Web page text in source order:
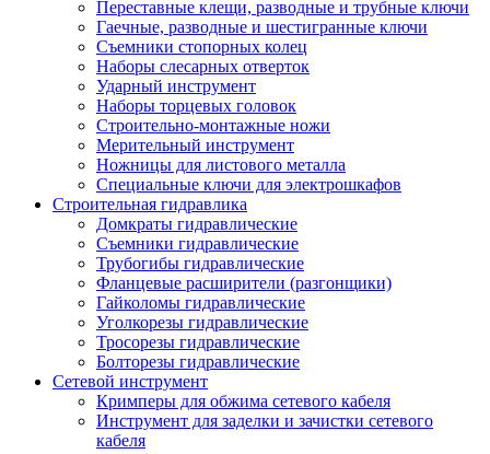
Переставные клещи, разводные и трубные ключи
Гаечные, разводные и шестигранные ключи
Съемники стопорных колец
Наборы слесарных отверток
Ударный инструмент
Наборы торцевых головок
Строительно-монтажные ножи
Мерительный инструмент
Ножницы для листового металла
Специальные ключи для электрошкафов
Строительная гидравлика
Домкраты гидравлические
Съемники гидравлические
Трубогибы гидравлические
Фланцевые расширители (разгонщики)
Гайколомы гидравлические
Уголкорезы гидравлические
Тросорезы гидравлические
Болторезы гидравлические
Сетевой инструмент
Кримперы для обжима сетевого кабеля
Инструмент для заделки и зачистки сетевого
кабеля